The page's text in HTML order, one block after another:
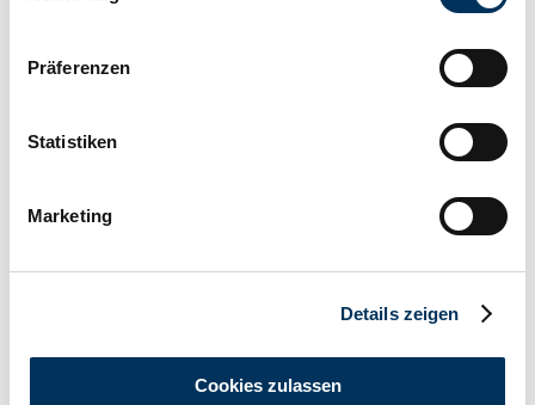
Informationen über Ihre geografische Lage
können
bestimmten Merkmalen (Fingerprinting) identifizieren
Erfahren Sie mehr darüber, wie Ihre persönlichen Daten
Präferenzen
Statistiken
Marketing
Details zeigen
Cookies zulassen
Particulier
Non fourni